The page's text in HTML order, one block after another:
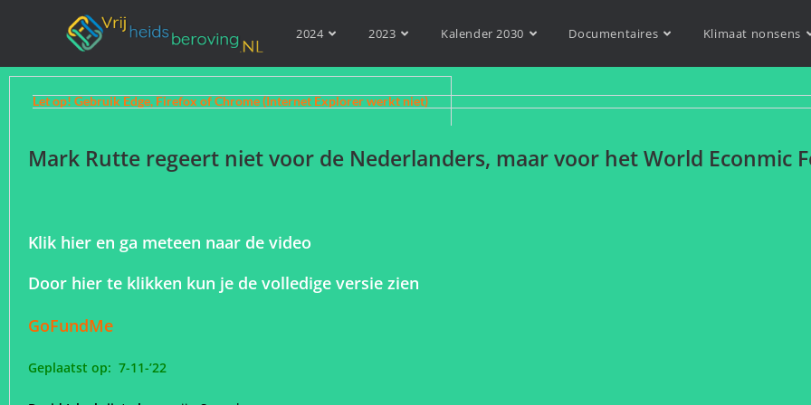
2024 2023 Kalender 2030 Documentaires Klimaat nonsens
Let op! Gebruik Edge, Firefox of Chrome (Internet Explorer werkt niet)
Mark Rutte regeert niet voor de Nederlanders, maar voor het World Econmic
Klik hier en ga meteen naar de video
Door hier te klikken kun je de volledige versie zien
GoFundMe
Geplaatst op: 7-11-’22